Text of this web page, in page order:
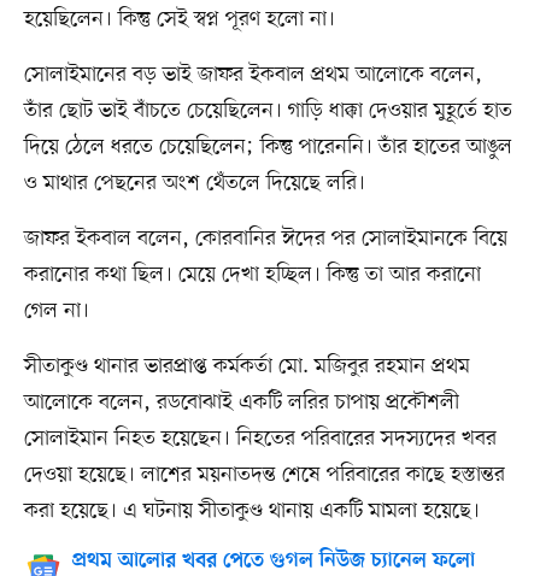
হয়েছিলেন। কিন্তু সেই স্বপ্ন পূরণ হলো না।
সোলাইমানের বড় ভাই জাফর ইকবাল প্রথম আলোকে বলেন,
তাঁর ছোট ভাই বাঁচতে চেয়েছিলেন। গাড়ি ধাক্কা দেওয়ার মুহূর্তে হাত
দিয়ে ঠেলে ধরতে চেয়েছিলেন; কিন্তু পারেননি। তাঁর হাতের আঙুল
ও মাথার পেছনের অংশ থেঁতলে দিয়েছে লরি।
জাফর ইকবাল বলেন, কোরবানির ঈদের পর সোলাইমানকে বিয়ে
করানোর কথা ছিল। মেয়ে দেখা হচ্ছিল। কিন্তু তা আর করানো
গেল না।
সীতাকুণ্ড থানার ভারপ্রাপ্ত কর্মকর্তা মো. মজিবুর রহমান প্রথম
আলোকে বলেন, রডবোঝাই একটি লরির চাপায় প্রকৌশলী
সোলাইমান নিহত হয়েছেন। নিহতের পরিবারের সদস্যদের খবর
দেওয়া হয়েছে। লাশের ময়নাতদন্ত শেষে পরিবারের কাছে হস্তান্তর
করা হয়েছে। এ ঘটনায় সীতাকুণ্ড থানায় একটি মামলা হয়েছে।
প্রথম আলোর খবর পেতে গুগল নিউজ চ্যানেল ফলো